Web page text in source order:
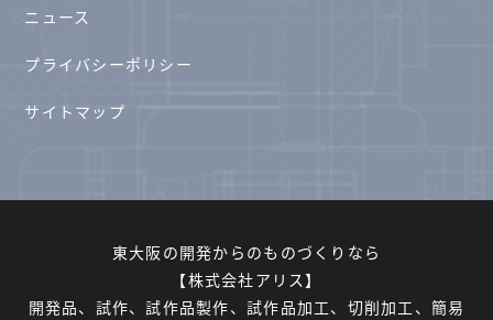
ニュース
プライバシーポリシー
サイトマップ
東大阪の開発からのものづくりなら
【株式会社アリス】
開発品、試作、試作品製作、試作品加工、切削加工、簡易